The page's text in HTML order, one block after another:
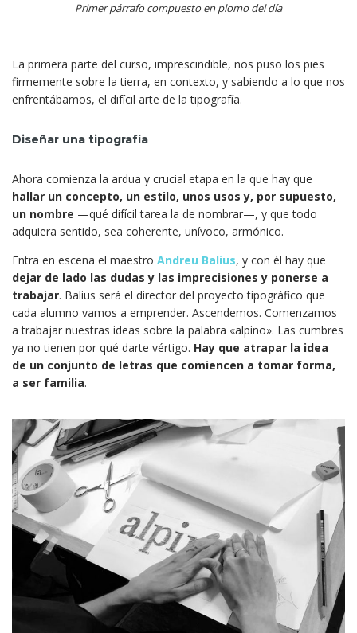
Primer párrafo compuesto en plomo del día
La primera parte del curso, imprescindible, nos puso los pies
firmemente sobre la tierra, en contexto, y sabiendo a lo que nos
enfrentábamos, el difícil arte de la tipografía.
Diseñar una tipografía
Ahora comienza la ardua y crucial etapa en la que hay que
hallar un concepto, un estilo, unos usos y, por supuesto,
un nombre —qué difícil tarea la de nombrar—, y que todo
adquiera sentido, sea coherente, unívoco, armónico.
Entra en escena el maestro Andreu Balius, y con él hay que
dejar de lado las dudas y las imprecisiones y ponerse a
trabajar. Balius será el director del proyecto tipográfico que
cada alumno vamos a emprender. Ascendemos. Comenzamos
a trabajar nuestras ideas sobre la palabra «alpino». Las cumbres
ya no tienen por qué darte vértigo. Hay que atrapar la idea
de un conjunto de letras que comiencen a tomar forma,
a ser familia.